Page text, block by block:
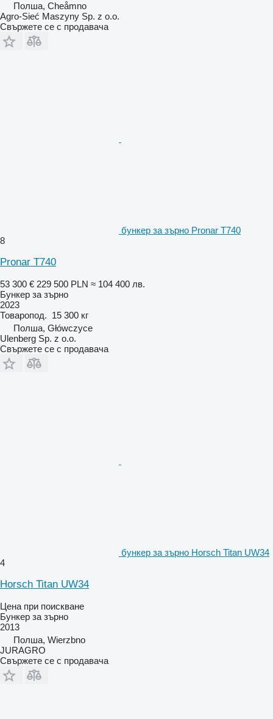
Полша, Cheåmno
Agro-Sieć Maszyny Sp. z o.o.
Свържете се с продавача
бункер за зърно Pronar T740
8
Pronar T740
53 300 € 229 500 PLN ≈ 104 400 лв.
Бункер за зърно
2023
Товаропод. 15 300 кг
Полша, Główczyce
Ulenberg Sp. z o.o.
Свържете се с продавача
бункер за зърно Horsch Titan UW34
4
Horsch Titan UW34
Цена при поискване
Бункер за зърно
2013
Полша, Wierzbno
JURAGRO
Свържете се с продавача